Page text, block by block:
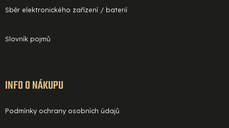
Sběr elektronického zařízení / baterií
Slovník pojmů
INFO O NÁKUPU
Podmínky ochrany osobních údajů